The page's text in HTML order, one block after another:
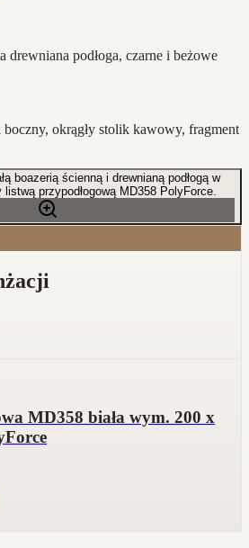
drewniana podłoga, czarne i beżowe
okrągły stolik kawowy, fragment
MD358 biała wym. 200 x